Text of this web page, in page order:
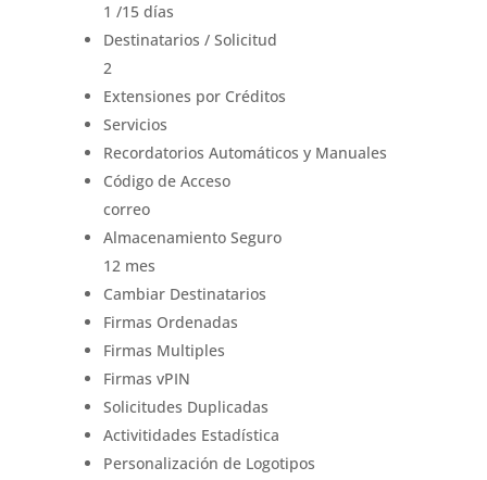
1 /15 días
Destinatarios / Solicitud
2
Extensiones por Créditos
Servicios
Recordatorios Automáticos y Manuales
Código de Acceso
correo
Almacenamiento Seguro
12 mes
Cambiar Destinatarios
Firmas Ordenadas
Firmas Multiples
Firmas vPIN
Solicitudes Duplicadas
Activitidades Estadística
Personalización de Logotipos